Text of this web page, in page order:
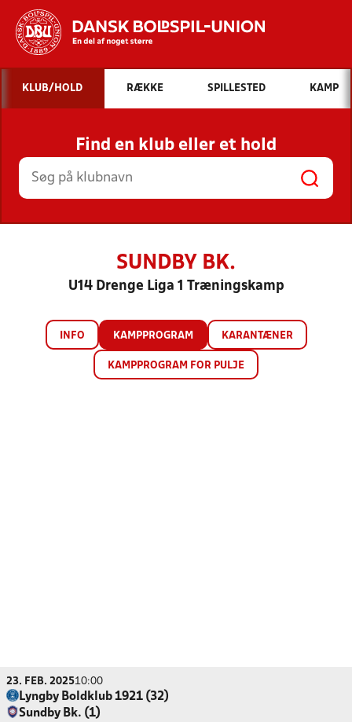
Hvad vil du søge efter?
INDHOLD OG NYHEDER
STILLINGER, RESULTATER, KLUBBER OG
HOLD
KLUB/HOLD RÆKKE SPILLESTED KAMP
Find en klub eller et hold
SUNDBY BK.
U14 Drenge Liga 1 Træningskamp
INFO KAMPPROGRAM KARANTÆNER
KAMPPROGRAM FOR PULJE
23. FEB. 202510:00
Lyngby Boldklub 1921 (32)
Sundby Bk. (1)